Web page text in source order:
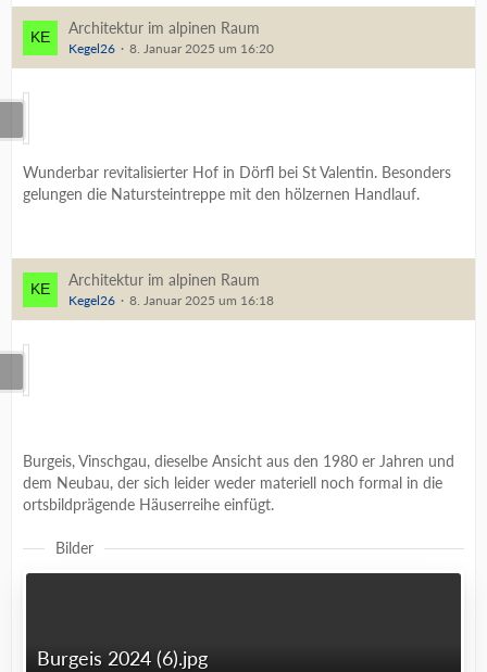
Architektur im alpinen Raum
Kegel26 8. Januar 2025 um 16:20
Wunderbar revitalisierter Hof in Dörfl bei St Valentin. Besonders
gelungen die Natursteintreppe mit den hölzernen Handlauf.
Architektur im alpinen Raum
Kegel26 8. Januar 2025 um 16:18
Burgeis, Vinschgau, dieselbe Ansicht aus den 1980 er Jahren und
dem Neubau, der sich leider weder materiell noch formal in die
ortsbildprägende Häuserreihe einfügt.
Bilder
Burgeis 2024 (6).jpg